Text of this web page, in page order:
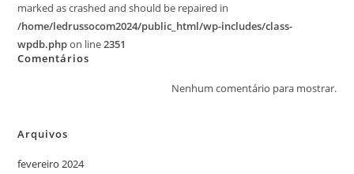
marked as crashed and should be repaired in
/home/ledrussocom2024/public_html/wp-includes/class-
wpdb.phpon line2351
Comentários
Nenhum comentário para mostrar.
Arquivos
fevereiro 2024